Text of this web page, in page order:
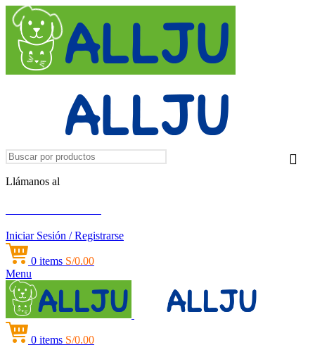
Llámanos al
Iniciar Sesión / Registrarse
0 items S/0.00
Menu
0 items S/0.00